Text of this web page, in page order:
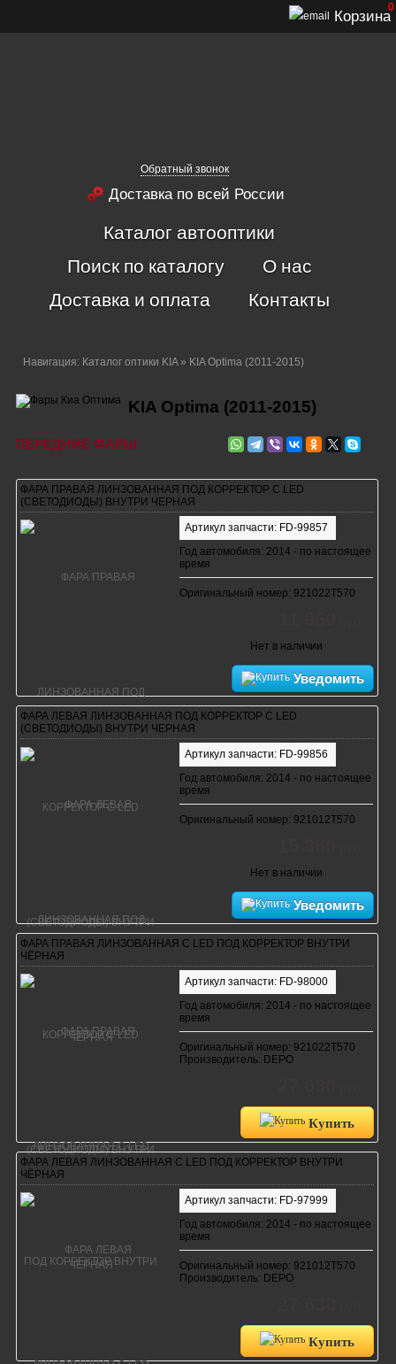
Обратный звонок
Доставка по всей России
Корзина
0
Каталог автооптики
Поиск по каталогу
О нас
Доставка и оплата
Контакты
Навигация: Каталог оптики KIA» KIA Optima (2011-2015)
KIA Optima (2011-2015)
ПЕРЕДНИЕ ФАРЫ
ФАРА ПРАВАЯ ЛИНЗОВАННАЯ ПОД КОРРЕКТОР С LED
(СВЕТОДИОДЫ) ВНУТРИ ЧЕРНАЯ
Артикул запчасти: FD-99857
Год автомобиля: 2014 - по настоящее
время
Оригинальный номер: 921022T570
Нет в наличии
Уведомить
ФАРА ЛЕВАЯ ЛИНЗОВАННАЯ ПОД КОРРЕКТОР С LED
(СВЕТОДИОДЫ) ВНУТРИ ЧЕРНАЯ
Артикул запчасти: FD-99856
Год автомобиля: 2014 - по настоящее
время
Оригинальный номер: 921012T570
Нет в наличии
Уведомить
ФАРА ПРАВАЯ ЛИНЗОВАННАЯ С LED ПОД КОРРЕКТОР ВНУТРИ
ЧЁРНАЯ
Артикул запчасти: FD-98000
Год автомобиля: 2014 - по настоящее
время
Оригинальный номер: 921022T570
Производитель: DEPO
Купить
ФАРА ЛЕВАЯ ЛИНЗОВАННАЯ С LED ПОД КОРРЕКТОР ВНУТРИ
ЧЁРНАЯ
Артикул запчасти: FD-97999
Год автомобиля: 2014 - по настоящее
время
Оригинальный номер: 921012T570
Производитель: DEPO
Купить